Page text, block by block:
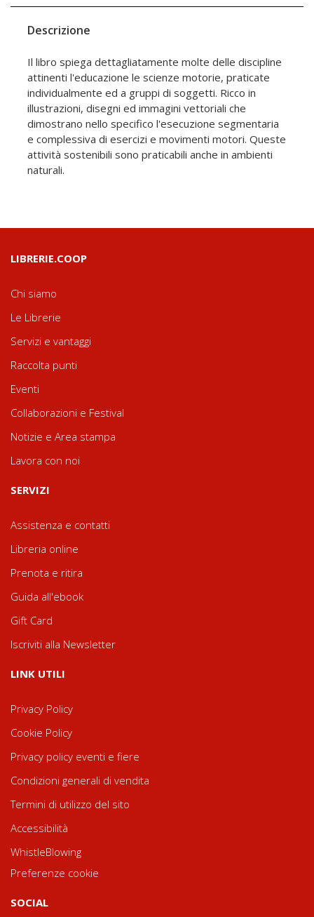
Descrizione
Il libro spiega dettagliatamente molte delle discipline
attinenti l'educazione le scienze motorie, praticate
individualmente ed a gruppi di soggetti. Ricco in
illustrazioni, disegni ed immagini vettoriali che
dimostrano nello specifico l'esecuzione segmentaria
e complessiva di esercizi e movimenti motori. Queste
attività sostenibili sono praticabili anche in ambienti
naturali.
LIBRERIE.COOP
Chi siamo
Le Librerie
Servizi e vantaggi
Raccolta punti
Eventi
Collaborazioni e Festival
Notizie e Area stampa
Lavora con noi
SERVIZI
Assistenza e contatti
Libreria online
Prenota e ritira
Guida all'ebook
Gift Card
Iscriviti alla Newsletter
LINK UTILI
Privacy Policy
Cookie Policy
Privacy policy eventi e fiere
Condizioni generali di vendita
Termini di utilizzo del sito
Accessibilità
WhistleBlowing
Preferenze cookie
SOCIAL